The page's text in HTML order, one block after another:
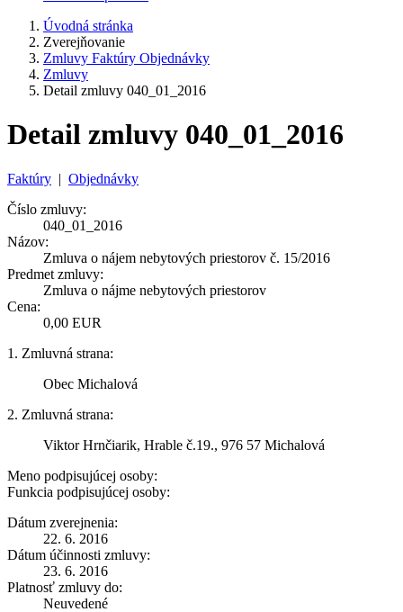
Úvodná stránka
Zverejňovanie
Zmluvy Faktúry Objednávky
Zmluvy
Detail zmluvy 040_01_2016
Detail zmluvy 040_01_2016
Faktúry | Objednávky
Číslo zmluvy:
040_01_2016
Názov:
Zmluva o nájem nebytových priestorov č. 15/2016
Predmet zmluvy:
Zmluva o nájme nebytových priestorov
Cena:
0,00 EUR
1. Zmluvná strana:
Obec Michalová
2. Zmluvná strana:
Viktor Hrnčiarik, Hrable č.19., 976 57 Michalová
Meno podpisujúcej osoby:
Funkcia podpisujúcej osoby:
Dátum zverejnenia:
22. 6. 2016
Dátum účinnosti zmluvy:
23. 6. 2016
Platnosť zmluvy do:
Neuvedené